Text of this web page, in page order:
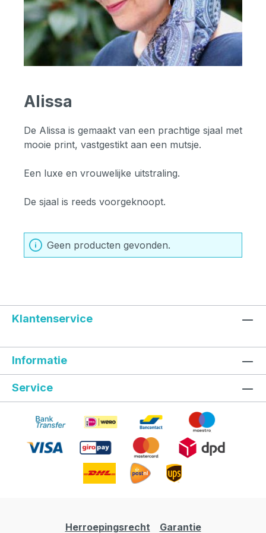
Alissa
De Alissa is gemaakt van een prachtige sjaal met
mooie print, vastgestikt aan een mutsje.
Een luxe en vrouwelijke uitstraling.
De sjaal is reeds voorgeknoopt.
Geen producten gevonden.
Klantenservice
Informatie
Service
Herroepingsrecht Garantie